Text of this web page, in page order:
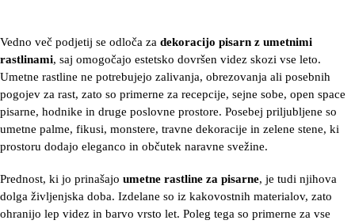
Vedno več podjetij se odloča za dekoracijo pisarn z umetnimi
rastlinami, saj omogočajo estetsko dovršen videz skozi vse leto.
Umetne rastline ne potrebujejo zalivanja, obrezovanja ali posebnih
pogojev za rast, zato so primerne za recepcije, sejne sobe, open space
pisarne, hodnike in druge poslovne prostore. Posebej priljubljene so
umetne palme, fikusi, monstere, travne dekoracije in zelene stene, ki
prostoru dodajo eleganco in občutek naravne svežine.
Prednost, ki jo prinašajo umetne rastline za pisarne, je tudi njihova
dolga življenjska doba. Izdelane so iz kakovostnih materialov, zato
ohranijo lep videz in barvo vrsto let. Poleg tega so primerne za vse